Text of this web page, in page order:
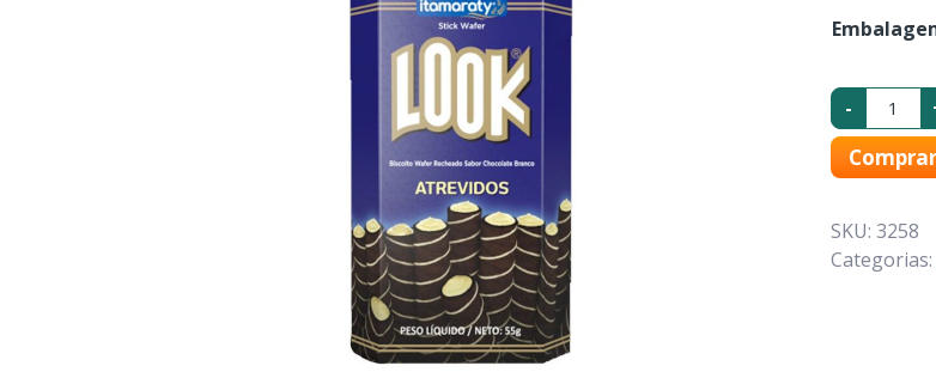
-
Comprar
SKU: 3258
Categorias: